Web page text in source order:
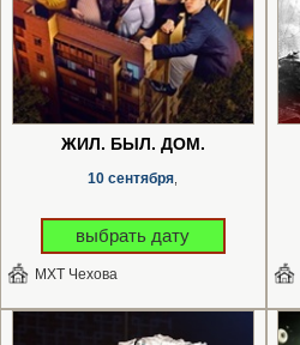
ЖИЛ. БЫЛ. ДОМ.
10 сентября
выбрать дату
МХТ Чехова